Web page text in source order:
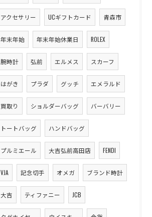
アクセサリー UCギフトカード 青森市
年末年始 年末年始休業日 ROLEX
腕時計 弘前 エルメス スカーフ
はがき プラダ グッチ エメラルド
買取り ショルダーバッグ バーバリー
トートバッグ ハンドバッグ
プルミエール 大吉弘前高田店 FENDI
VJA 記念切手 オメガ ブランド時計
大吉 ティファニー JCB